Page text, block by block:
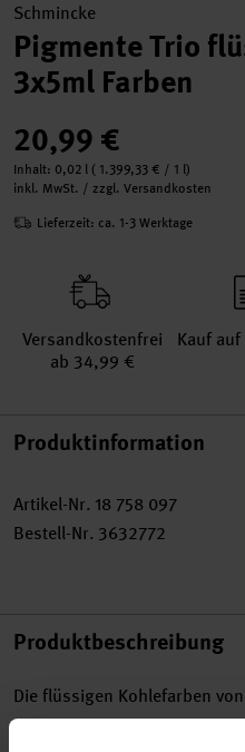
Schmincke
Pigmente Trio
3x5ml Farben
20,99 €
Inhalt: 0,02 l ( 1.399,33 € / 1 l)
inkl. MwSt. / zzgl. Versandkosten
Lieferzeit: ca. 1-3 Werktage
Versand­kosten­frei
ab 34,99 €
Kauf
Produktinformation
Artikel-Nr. 18 758 097
Bestell-Nr. 3632772
Produktbeschreibung
Die flüssigen Kohlefarben